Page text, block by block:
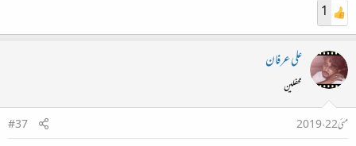
1
علی عرفان
محفلین
مئی 22، 2019
#37